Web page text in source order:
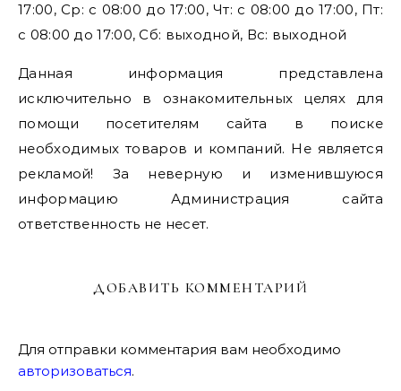
17:00, Ср: с 08:00 до 17:00, Чт: с 08:00 до 17:00, Пт:
с 08:00 до 17:00, Сб: выходной, Вс: выходной
Данная информация представлена
исключительно в ознакомительных целях для
помощи посетителям сайта в поиске
необходимых товаров и компаний. Не является
рекламой! За неверную и изменившуюся
информацию Администрация сайта
ответственность не несет.
ДОБАВИТЬ КОММЕНТАРИЙ
Для отправки комментария вам необходимо
авторизоваться.